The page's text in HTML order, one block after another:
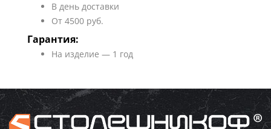
В день доставки
От 4500 руб.
Гарантия:
На изделие — 1 год